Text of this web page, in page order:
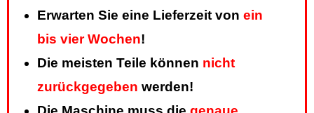
Erwarten Sie eine Lieferzeit von ein
bis vier Wochen!
Die meisten Teile können nicht
zurückgegeben werden!